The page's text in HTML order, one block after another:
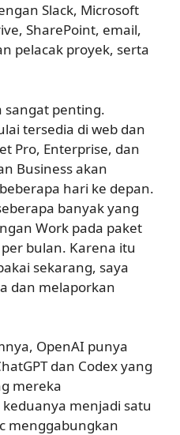
Slack, Microsoft
SharePoint, email,
pelacak proyek, serta
sangat penting.
tersedia di web dan
Pro, Enterprise, dan
Business akan
hari ke depan.
banyak yang
Work pada paket
bulan. Karena itu
sekarang, saya
dan melaporkan
OpenAI punya
dan Codex yang
mereka
menjadi satu
menggabungkan